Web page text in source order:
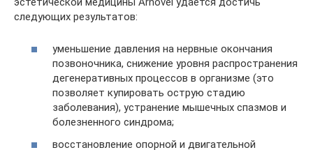
следующих результатов:
уменьшение давления на нервные окончания
позвоночника, снижение уровня распространения
дегенеративных процессов в организме (это
позволяет купировать острую стадию
заболевания), устранение мышечных спазмов и
болезненного синдрома;
восстановление опорной и двигательной